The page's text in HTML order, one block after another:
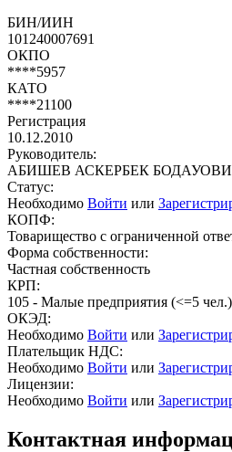
БИН/ИИН
101240007691
ОКПО
****5957
КАТО
****21100
Регистрация
10.12.2010
Руководитель:
АБИШЕВ АСКЕРБЕК
Статус:
Необходимо Войти или
КОПФ:
Товарищество с ограниченной
Форма собственности:
Частная собственность
КРП:
105 - Малые предприятия (<=5 чел.)
ОКЭД:
Необходимо Войти или
Плательщик НДС:
Необходимо Войти или
Лицензии:
Необходимо Войти или
Контактная